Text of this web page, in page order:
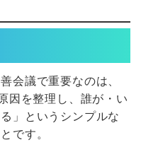
会議で重要なのは、
因を整理し、誰が・い
」というシンプルな
です。